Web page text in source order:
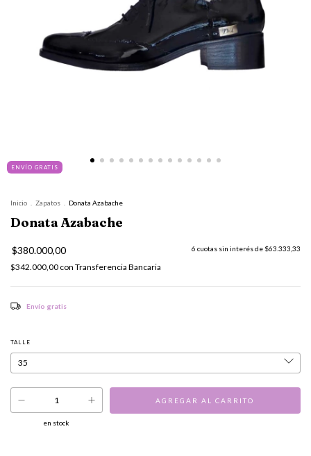
ENVÍO GRATIS
Inicio Zapatos Donata Azabache
Donata Azabache
$380.000,00 6 cuotas sin interés de $63.333,33
$342.000,00 con Transferencia Bancaria
Envío gratis
TALLE
en stock